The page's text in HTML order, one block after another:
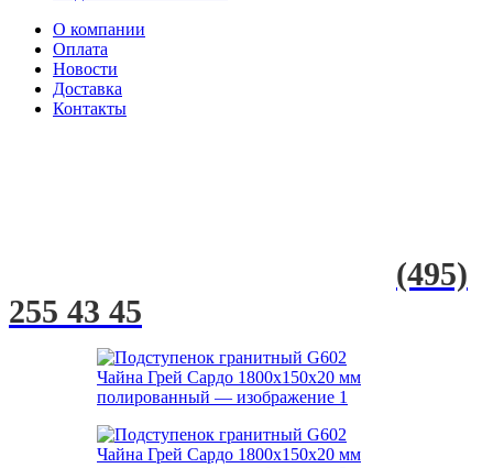
О компании
Оплата
Новости
Доставка
Контакты
(495)
255 43 45